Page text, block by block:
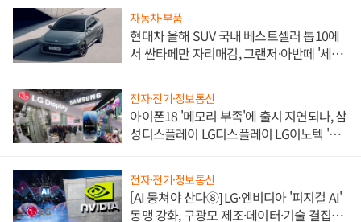
자동차·부품
현대차 올해 SUV 국내 베스트셀러 톱10에
서 싼타페만 자리매김, 그랜저·아반떼 '세단
전자·전기·정보통신
아이폰18 '메모리 부족'에 출시 지연되나, 삼
성디스플레이 LG디스플레이 LG이노텍 '탈
전자·전기·정보통신
[AI 뭉쳐야 산다⑧] LG·엔비디아 '피지컬 AI'
동맹 강화, 구광모 제조·데이터·기술 결집